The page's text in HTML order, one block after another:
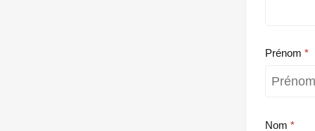
Prénom
Nom